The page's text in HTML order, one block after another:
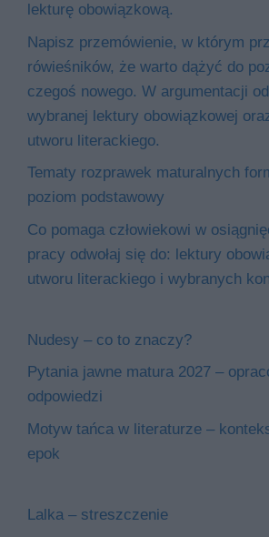
lekturę obowiązkową.
Napisz przemówienie, w którym
rówieśników, że warto dążyć do
czegoś nowego. W argumentacji
wybranej lektury obowiązkowej
utworu literackiego.
Tematy rozprawek maturalnych
poziom podstawowy
Co pomaga człowiekowi w
pracy odwołaj się do: lektury
utworu literackiego i wybranych
Nudesy – co to znaczy?
Pytania jawne matura 2027 –
odpowiedzi
Motyw tańca w literaturze –
epok
Lalka – streszczenie